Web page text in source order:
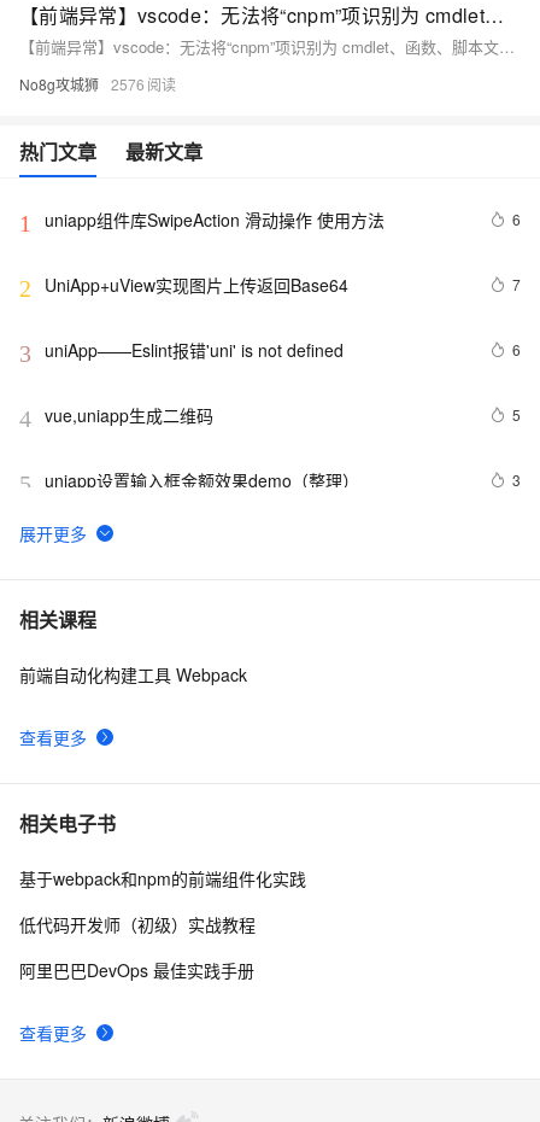
【前端异常】vscode：无法将“cnpm”项识别为 cmdlet、函数、脚本文件或可运行程序的名称，Cannot find module ”webpack“
【前端异常】vscode：无法将“cnpm”项识别为 cmdlet、函数、脚本文件或可运行程序的名称，Cannot find module ”webpack“
No8g攻城狮 2576
热门文章 最新文章
1 uniapp组件库SwipeAction 滑动操作 使用方法 6
2 UniApp+uView实现图片上传返回Base64 7
3 6
4 vue,uniapp生成二维码 5
5 uniapp设置输入框金额效果demo（整理） 3
6 uniapp u-tabs表单如何默认选中
7 【Uniapp】小程序携带Token请求接口+无感知登录方案
8 UniApp 生命周期详解
9 ERP系统源码，基于
10
相关课程
查看更多
前端自动化构建工具 Webpack
相关电子书
查看更多
基于webpack和npm的前端组件化实践
低代码开发师（初级）实战教程
阿里巴巴DevOps 最佳实践手册